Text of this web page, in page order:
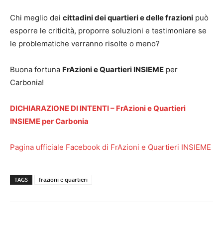
Chi meglio dei cittadini dei quartieri e delle frazioni può
esporre le criticità, proporre soluzioni e testimoniare se
le problematiche verranno risolte o meno?
Buona fortuna FrAzioni e Quartieri INSIEME per
Carbonia!
DICHIARAZIONE DI INTENTI – FrAzioni e Quartieri
INSIEME per Carbonia
Pagina ufficiale Facebook di FrAzioni e Quartieri INSIEME
TAGS frazioni e quartieri